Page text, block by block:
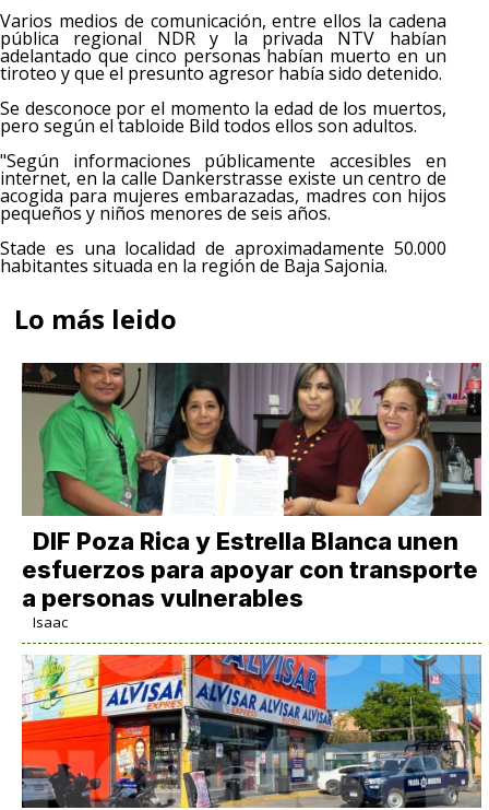
Varios medios de comunicación, entre ellos la cadena
pública regional NDR y la privada NTV habían
adelantado que cinco personas habían muerto en un
tiroteo y que el presunto agresor había sido detenido.
Se desconoce por el momento la edad de los muertos,
pero según el tabloide Bild todos ellos son adultos.
"Según informaciones públicamente accesibles en
internet, en la calle Dankerstrasse existe un centro de
acogida para mujeres embarazadas, madres con hijos
pequeños y niños menores de seis años.
Stade es una localidad de aproximadamente 50.000
habitantes situada en la región de Baja Sajonia.
Lo más leido
DIF Poza Rica y Estrella Blanca unen
esfuerzos para apoyar con transporte
a personas vulnerables
Isaac